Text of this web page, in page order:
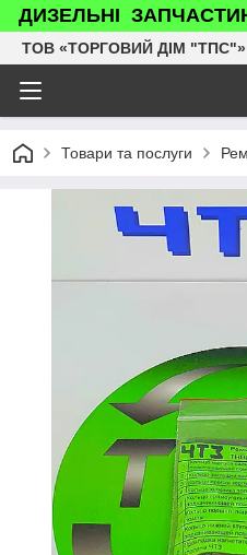
ДИЗЕЛЬНІ
ТОВ «ТОРГОВИЙ ДІМ "ТПС"»
Товари та послуги